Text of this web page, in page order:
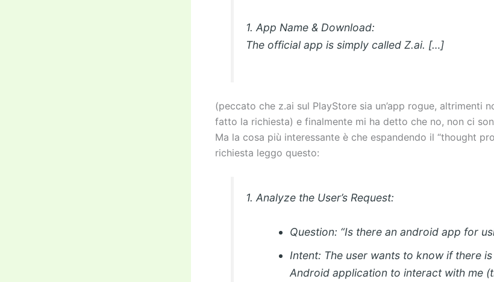
1. App Name & Download:
The official app is simply called Z.ai. […]
(peccato che z.ai sul PlayStore sia un’app rogue, altrimenti
fatto la richiesta) e finalmente mi ha detto che no, non ci
Ma la cosa più interessante è che espandendo il “thought
richiesta leggo questo:
1. Analyze the User’s Request:
Question: “Is there an android app for
Intent: The user wants to know if there
Android application to interact with me